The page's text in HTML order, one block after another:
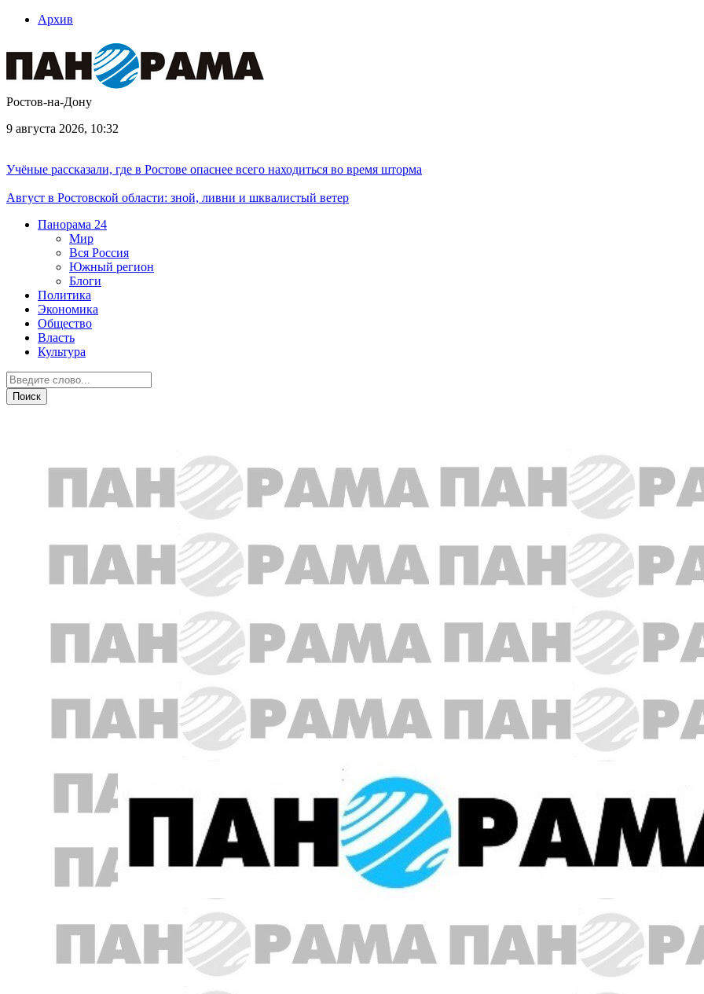
Архив
Ростов-на-Дону
9 августа 2026, 10:32
Учёные рассказали, где в Ростове опаснее всего находиться во время шторма
Август в Ростовской области: зной, ливни и шквалистый ветер
Панорама 24
Мир
Вся Россия
Южный регион
Блоги
Политика
Экономика
Общество
Власть
Культура